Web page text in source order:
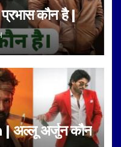
कौन है |
अर्जुन कौन